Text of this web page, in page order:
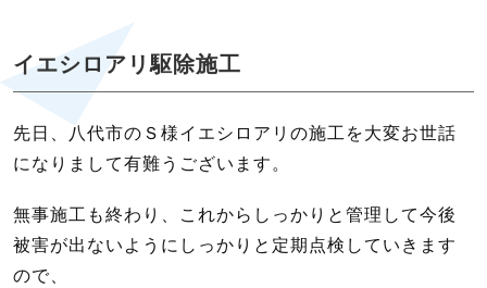
イエシロアリ駆除施工
先日、八代市のＳ様イエシロアリの施工を大変お世話
になりまして有難うございます。
無事施工も終わり、これからしっかりと管理して今後
被害が出ないようにしっかりと定期点検していきます
ので、